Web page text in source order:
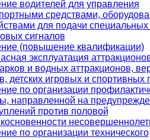
водителей для управления
средствами,
для подачи
сигналов
(повышение квалификации)
эксплуатация
и водных аттракционов,
детских игровых и спортивных
по организации
направленной на
против половой
по организации технического